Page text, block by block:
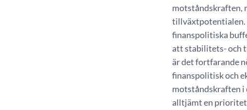
motståndskraften,
tillväxtpotentialen.
finanspolitiska
att stabilitets- och
är det fortfarande
finanspolitisk och
motståndskraften i
alltjämt en